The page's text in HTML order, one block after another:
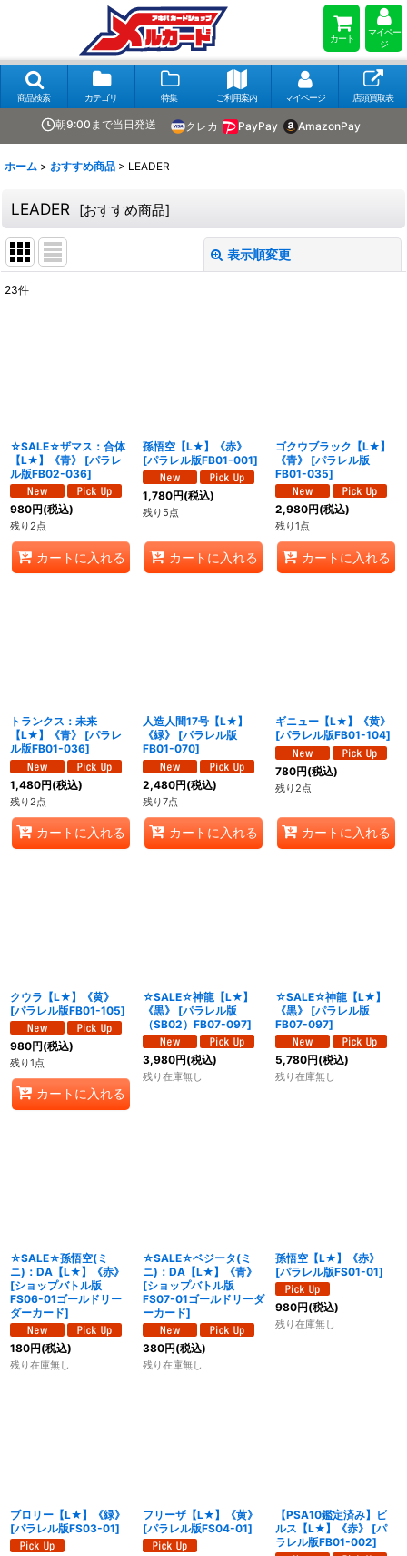
カート
マイペー
ジ
商品検索 カテゴリ 特集 ご利用案内 マイページ 店頭買取表
朝9:00まで当日発送 クレカ PayPay AmazonPay
ホーム > おすすめ商品 > LEADER
LEADER [おすすめ商品]
表示順変更
絞り込む
23件
☆SALE☆ザマス：合体
【L★】《青》
[パラレ
ル版FB02-036]
980円(税込)
残り2点
カートに入れる
孫悟空【L★】《赤》
[パラレル版FB01-001]
1,780円(税込)
残り5点
カートに入れる
ゴクウブラック【L★】
《青》
[パラレル版
FB01-035]
2,980円(税込)
残り1点
カートに入れる
トランクス：未来
【L★】《青》
[パラレ
ル版FB01-036]
1,480円(税込)
残り2点
カートに入れる
人造人間17号【L★】
《緑》
[パラレル版
FB01-070]
2,480円(税込)
残り7点
カートに入れる
ギニュー【L★】《黄》
[パラレル版FB01-104]
780円(税込)
残り2点
カートに入れる
クウラ【L★】《黄》
[パラレル版FB01-105]
980円(税込)
残り1点
カートに入れる
☆SALE☆神龍【L★】
《黒》
[パラレル版
（SB02）FB07-097]
3,980円(税込)
残り在庫無し
☆SALE☆神龍【L★】
《黒》
[パラレル版
FB07-097]
5,780円(税込)
残り在庫無し
☆SALE☆孫悟空(ミ
ニ)：DA【L★】《赤》
[ショップバトル版
FS06-01ゴールドリー
ダーカード]
180円(税込)
残り在庫無し
☆SALE☆ベジータ(ミ
ニ)：DA【L★】《青》
[ショップバトル版
FS07-01ゴールドリーダ
ーカード]
380円(税込)
残り在庫無し
孫悟空【L★】《赤》
[パラレル版FS01-01]
980円(税込)
残り在庫無し
ブロリー【L★】《緑》
[パラレル版FS03-01]
フリーザ【L★】《黄》
[パラレル版FS04-01]
【PSA10鑑定済み】ビ
ルス【L★】《赤》
[パ
ラレル版FB01-002]